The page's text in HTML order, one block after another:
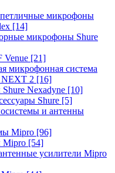
микрофоны
[14]
микрофоны Shure
Venue [21]
микрофонная система
2 [16]
Nexadyne [10]
Shure [5]
и антенны
Mipro [96]
[54]
усилители Mipro